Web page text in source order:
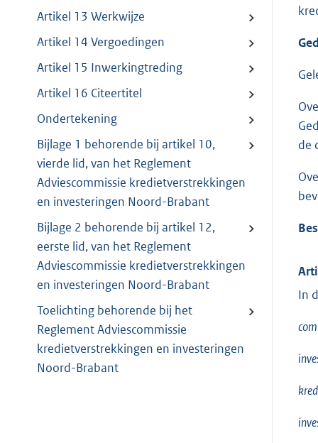
Artikel 13 Werkwijze
Artikel 14 Vergoedingen
Artikel 15 Inwerkingtreding
Artikel 16 Citeertitel
Ondertekening
Bijlage 1 behorende bij artikel 10,
vierde lid, van het Reglement
Adviescommissie kredietverstrekkingen
en investeringen Noord-Brabant
Bijlage 2 behorende bij artikel 12,
eerste lid, van het Reglement
Adviescommissie kredietverstrekkingen
en investeringen Noord-Brabant
Toelichting behorende bij het
Reglement Adviescommissie
kredietverstrekkingen en investeringen
Noord-Brabant
de
In